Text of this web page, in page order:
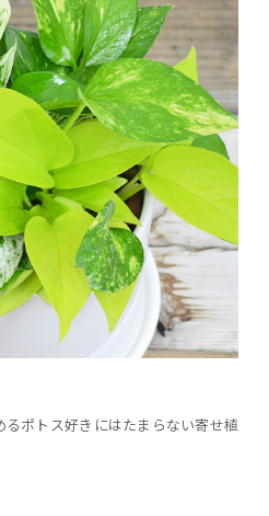
ポトス好きにはたまらない寄せ植